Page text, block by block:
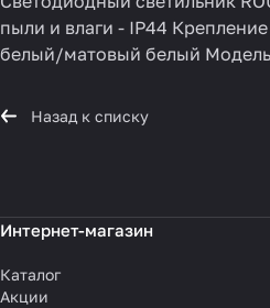
пыли и влаги - IP44
белый/матовый белый Модель
Назад к списку
Интернет-магазин
Каталог
Акции